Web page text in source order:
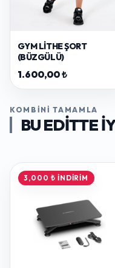
GYM LITHE ŞORT
(BÜZGÜLÜ)
1.600,00 ₺
KOMBINI TAMAMLA
BU EDITTE
3,000 ₺ İNDIRIM